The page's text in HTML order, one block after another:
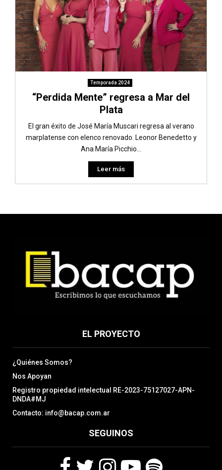
Temporada 2024
“Perdida Mente” regresa a Mar del
Plata
El gran éxito de José María Muscari regresa al verano
marplatense con elenco renovado. Leonor Benedetto y
Ana María Picchio...
Leer más
EL PROYECTO
¿Quiénes Somos?
Nos Apoyan
Registro propiedad intelectual RE-2023-75127027-APN-
DNDA#MJ
Contacto: info@bacap.com.ar
SEGUINOS